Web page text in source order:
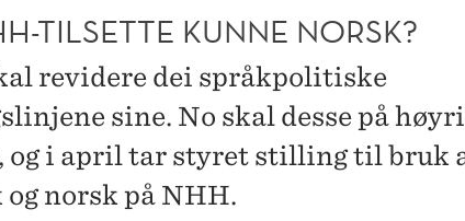
TILSETTE KUNNE NORSK?
revidere dei språkpolitiske
sine. No skal desse på
og i april tar styret stilling til bruk
og norsk på NHH.